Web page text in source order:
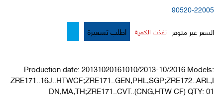
90520-22005
السعر غير متوفر نفذت الكمية اطلب تسعيرة
Production date: 20131020161010/2013-10/2016 Models:
ZRE171..16J..HTWCF;ZRE171..GEN,PHL,SGP;ZRE172..ARL,I
DN,MA,TH;ZRE171..CVT..(CNG,HTW CF) QTY: 01